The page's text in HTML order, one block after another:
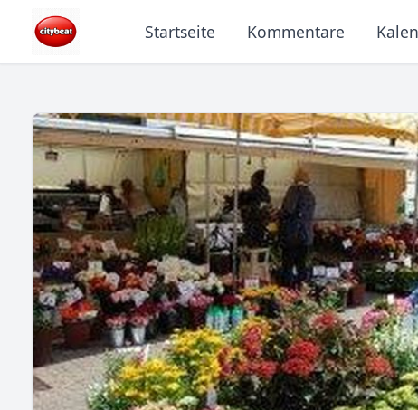
Startseite Kommentare